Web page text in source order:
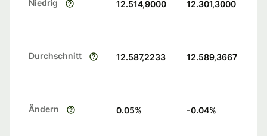
Niedrig 12.514,9000 12.301,3000
Durchschnitt 12.587,2233 12.589,3667
Ändern 0.05% -0.04%